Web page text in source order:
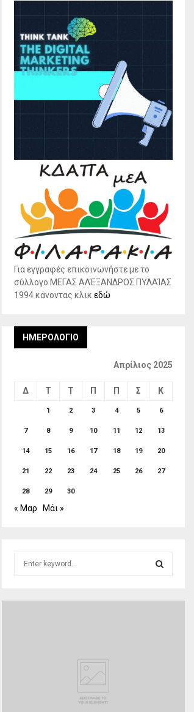
Για εγγραφές επικοινωνήστε με το
σύλλογο ΜΕΓΑΣ ΑΛΈΞΑΝΔΡΟΣ ΠΥΛΑΊΑΣ
1994 κάνοντας κλικ εδώ
ΗΜΕΡΟΛΌΓΙΟ
Απρίλιος 2025
Δ Τ Τ Π Π Σ Κ
1 2 3 4 5 6
7 8 9 10 11 12 13
14 15 16 17 18 19 20
21 22 23 24 25 26 27
28 29 30
« Μαρ Μάι »